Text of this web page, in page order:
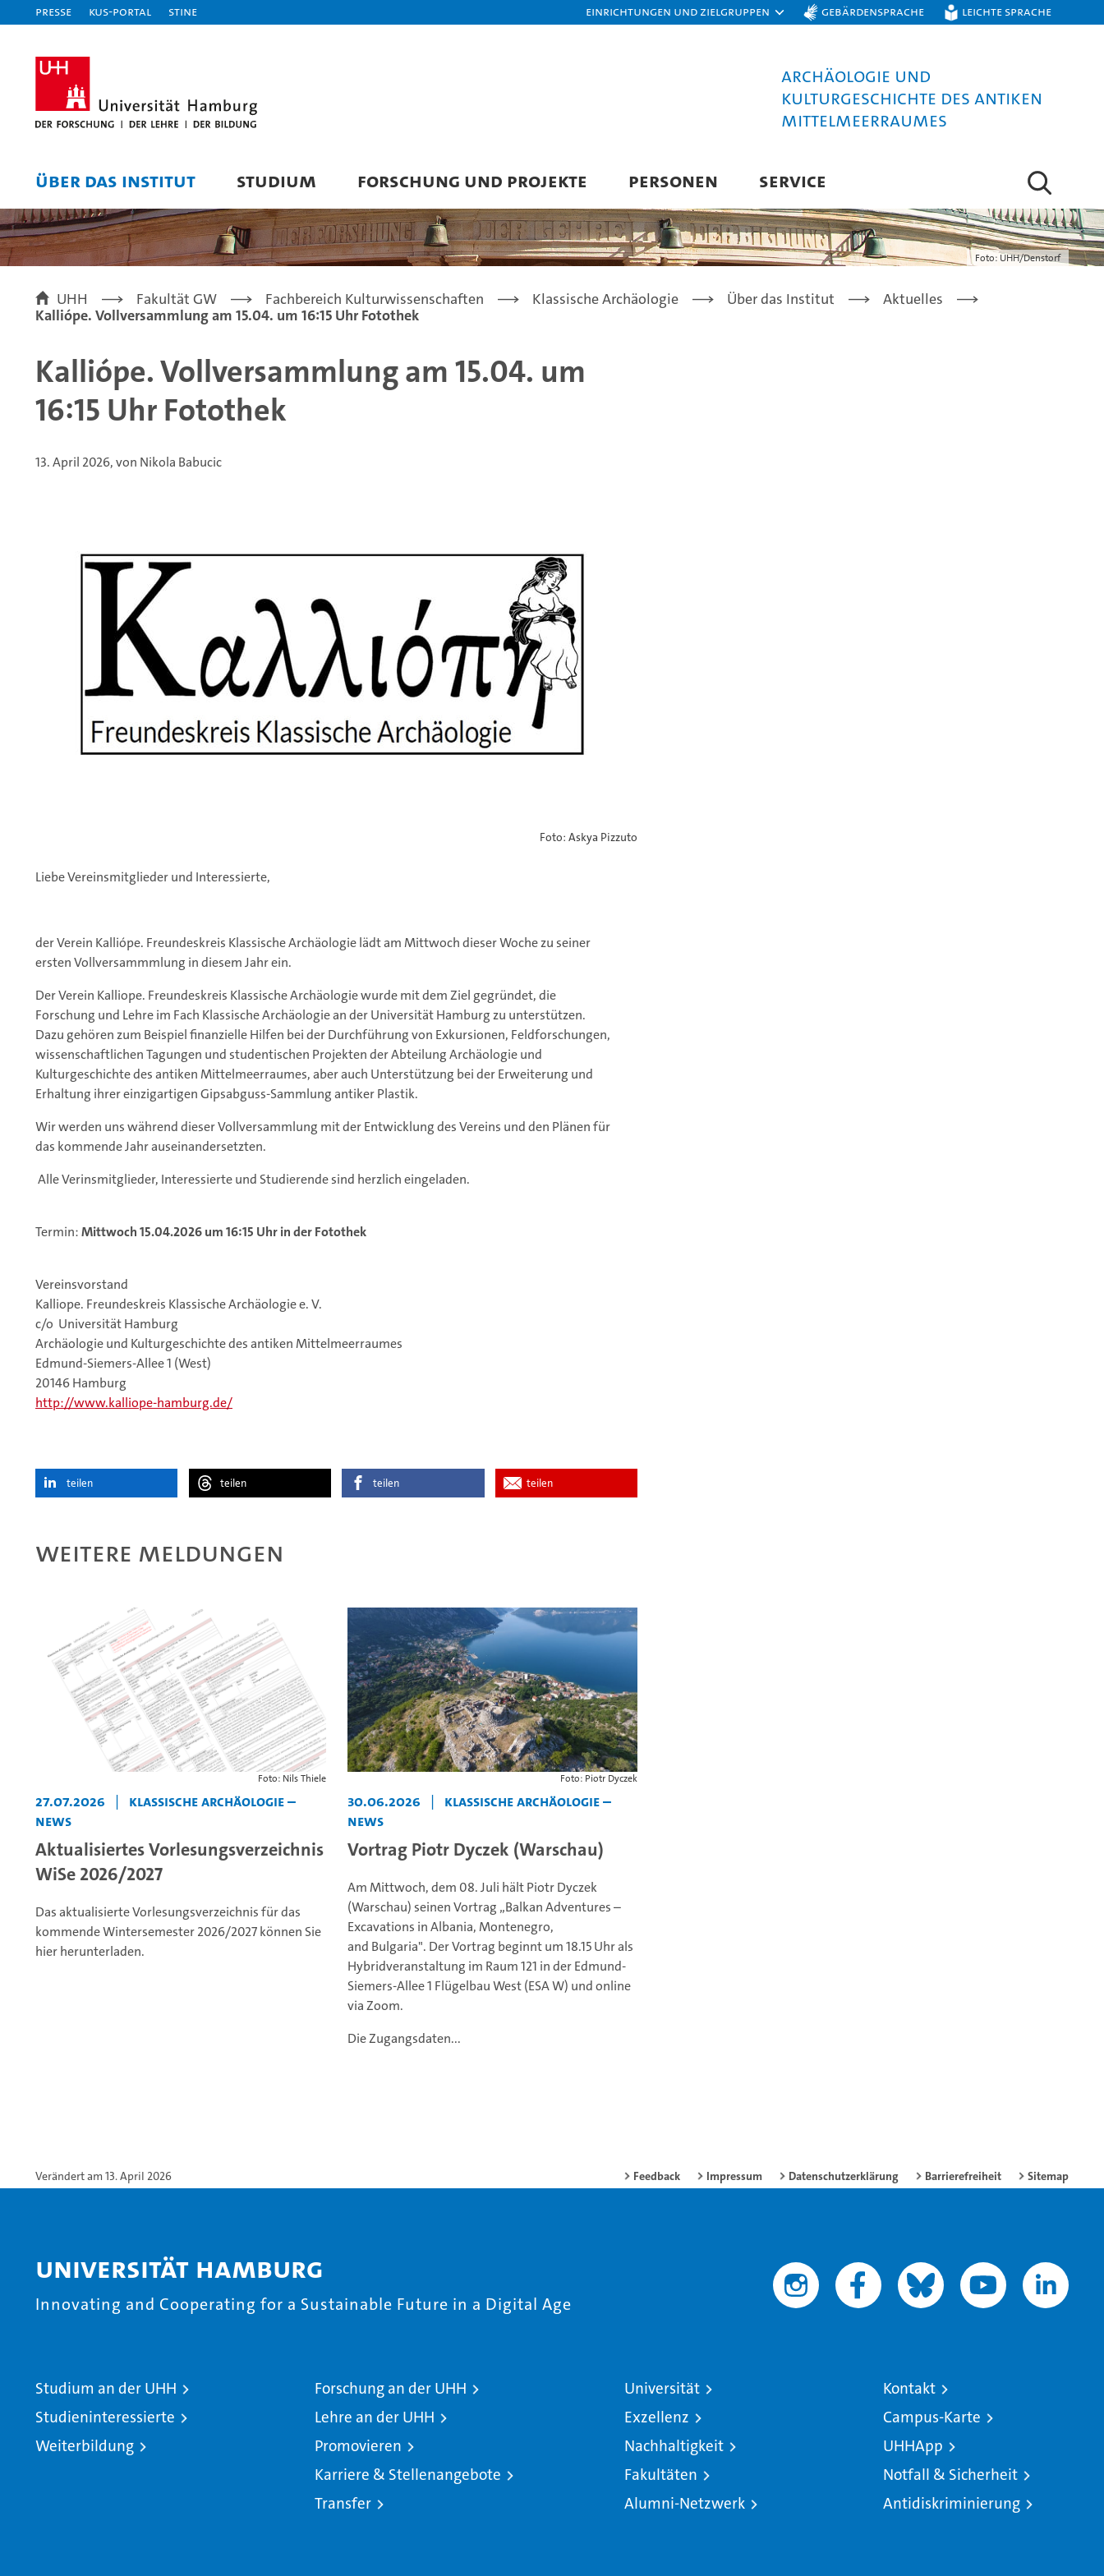
Presse KUS-Portal STiNE Einrichtungen und Zielgruppen Gebärdensprache Leichte Sprache
Archäologie und
Kulturgeschichte des antiken
Mittelmeerraumes
ÜBER DAS INSTITUT STUDIUM FORSCHUNG UND PROJEKTE PERSONEN SERVICE
Foto: UHH/Denstorf
UHH Fakultät GW Fachbereich Kulturwissenschaften Klassische Archäologie Über das Institut
Aktuelles
Kalliópe. Vollversammlung am 15.04. um 16:15 Uhr Fotothek
Kalliópe. Vollversammlung am 15.04. um
16:15 Uhr Fotothek
13. April 2026, von Nikola Babucic
Foto: Askya Pizzuto
Liebe Vereinsmitglieder und Interessierte,
der Verein Kalliópe. Freundeskreis Klassische Archäologie lädt am Mittwoch dieser Woche zu seiner
ersten Vollversammmlung in diesem Jahr ein.
Der Verein Kalliope. Freundeskreis Klassische Archäologie wurde mit dem Ziel gegründet, die
Forschung und Lehre im Fach Klassische Archäologie an der Universität Hamburg zu unterstützen.
Dazu gehören zum Beispiel finanzielle Hilfen bei der Durchführung von Exkursionen, Feldforschungen,
wissenschaftlichen Tagungen und studentischen Projekten der Abteilung Archäologie und
Kulturgeschichte des antiken Mittelmeerraumes, aber auch Unterstützung bei der Erweiterung und
Erhaltung ihrer einzigartigen Gipsabguss-Sammlung antiker Plastik.
Wir werden uns während dieser Vollversammlung mit der Entwicklung des Vereins und den Plänen für
das kommende Jahr auseinandersetzten.
Alle Verinsmitglieder, Interessierte und Studierende sind herzlich eingeladen.
Termin:Mittwoch 15.04.2026 um 16:15 Uhr in der Fotothek
Vereinsvorstand
Kalliope. Freundeskreis Klassische Archäologie e. V.
c/o Universität Hamburg
Archäologie und Kulturgeschichte des antiken Mittelmeerraumes
Edmund-Siemers-Allee 1 (West)
20146 Hamburg
http://www.kalliope-hamburg.de/
teilen teilen teilen teilen
Weitere Meldungen
Foto: Nils Thiele
27.07.2026 | Klassische Archäologie –
News
Aktualisiertes Vorlesungsverzeichnis
WiSe 2026/2027
Das aktualisierte Vorlesungsverzeichnis für das
kommende Wintersemester 2026/2027 können Sie
hier herunterladen.
Foto: Piotr Dyczek
30.06.2026 | Klassische Archäologie –
News
Vortrag Piotr Dyczek (Warschau)
Am Mittwoch, dem 08. Juli hält Piotr Dyczek
(Warschau) seinen Vortrag „Balkan Adventures –
Excavations in Albania, Montenegro,
and Bulgaria". Der Vortrag beginnt um 18.15 Uhr als
Hybridveranstaltung im Raum 121 in der Edmund-
Siemers-Allee 1 Flügelbau West (ESA W) und online
via Zoom.
Die Zugangsdaten...
Verändert am 13. April 2026 Feedback Impressum Datenschutzerklärung Barrierefreiheit Sitemap
Universität Hamburg
Innovating and Cooperating for a Sustainable Future in a Digital Age
Studium an der UHH
Studieninteressierte
Weiterbildung
Forschung an der UHH
Lehre an der UHH
Promovieren
Karriere & Stellenangebote
Transfer
Universität
Exzellenz
Nachhaltigkeit
Fakultäten
Alumni-Netzwerk
Kontakt
Campus-Karte
UHHApp
Notfall & Sicherheit
Antidiskriminierung